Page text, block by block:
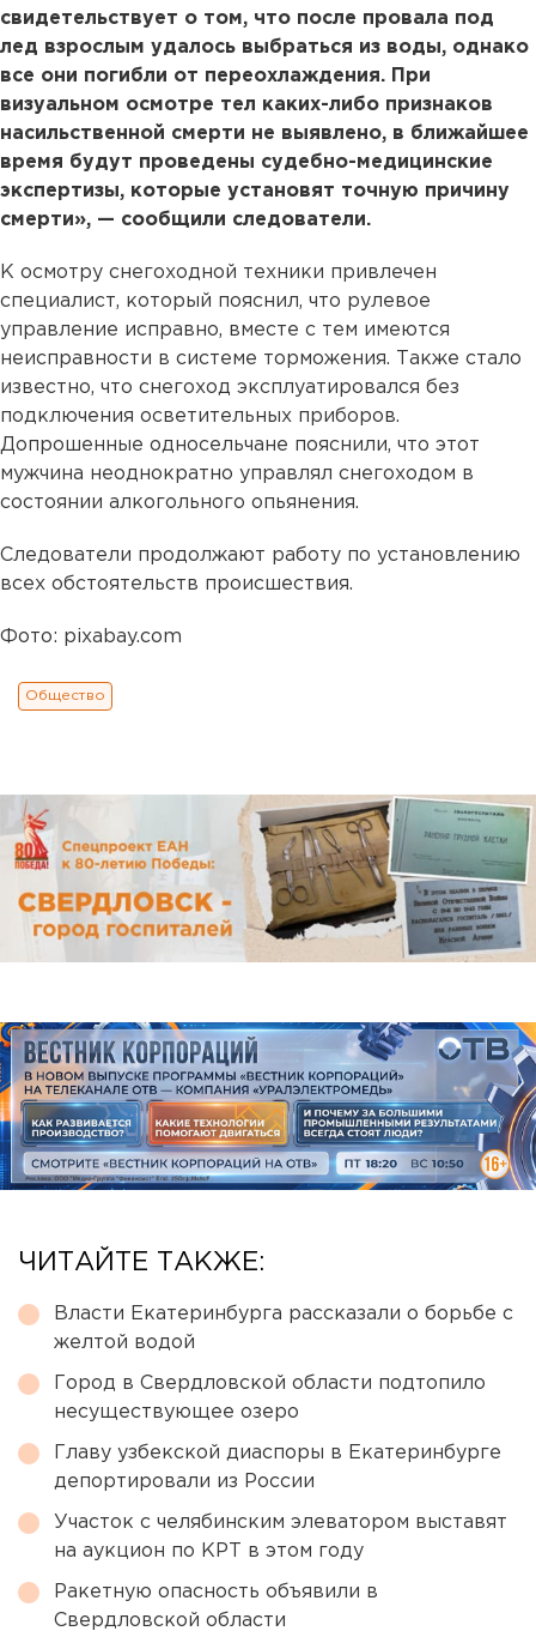
свидетельствует о том, что после провала под
лед взрослым удалось выбраться из воды, однако
все они погибли от переохлаждения. При
визуальном осмотре тел каких-либо признаков
насильственной смерти не выявлено, в ближайшее
время будут проведены судебно-медицинские
экспертизы, которые установят точную причину
смерти», — сообщили следователи.
К осмотру снегоходной техники привлечен
специалист, который пояснил, что рулевое
управление исправно, вместе с тем имеются
неисправности в системе торможения. Также стало
известно, что снегоход эксплуатировался без
подключения осветительных приборов.
Допрошенные односельчане пояснили, что этот
мужчина неоднократно управлял снегоходом в
состоянии алкогольного опьянения.
Следователи продолжают работу по установлению
всех обстоятельств происшествия.
Фото: pixabay.com
Общество
ЧИТАЙТЕ ТАКЖЕ:
Власти Екатеринбурга рассказали о борьбе с
желтой водой
Город в Свердловской области подтопило
несуществующее озеро
Главу узбекской диаспоры в Екатеринбурге
депортировали из России
Участок с челябинским элеватором выставят
на аукцион по КРТ в этом году
Ракетную опасность объявили в
Свердловской области